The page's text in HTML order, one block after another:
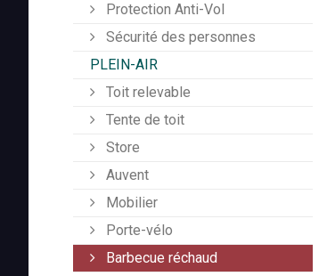
Protection Anti-Vol
Sécurité des personnes
PLEIN-AIR
Toit relevable
Tente de toit
Store
Auvent
Mobilier
Porte-vélo
Barbecue réchaud